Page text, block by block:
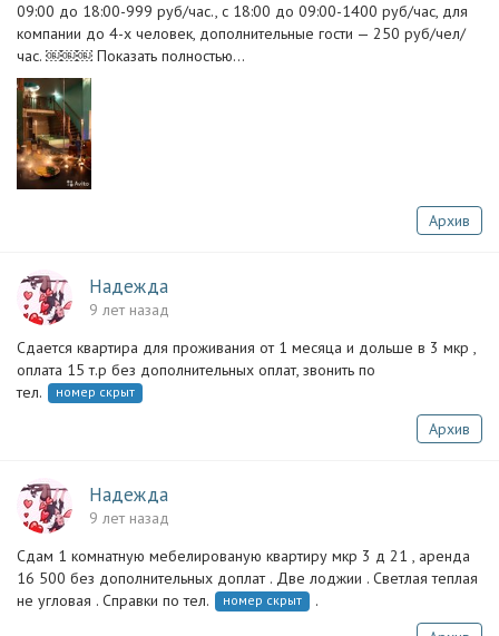
09:00 до 18:00-999 руб/час., с 18:00 до 09:00-1400 руб/час, для
компании до 4-х человек, дополнительные гости — 250 руб/чел/
час. ￼￼￼ Показать полностью…
Архив
Надежда
9 лет назад
Сдается квартира для проживания от 1 месяца и дольше в 3 мкр ,
оплата 15 т.р без дополнительных оплат, звонить по
тел.
номер скрыт
Архив
Надежда
9 лет назад
Сдам 1 комнатную мебелированую квартиру мкр 3 д 21 , аренда
16 500 без дополнительных доплат . Две лоджии . Светлая теплая
не угловая . Справки по тел.
номер скрыт
.